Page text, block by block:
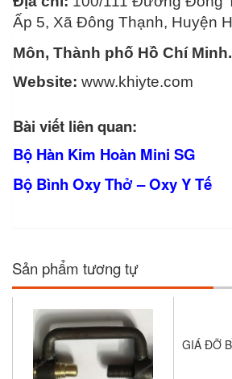
Ấp 5, Xã Đông Thạnh, Huyện
Môn, Thành phố Hồ Chí Minh.
Website: www.khiyte.com
Bài viết liên quan:
Bộ Hàn Kim Hoàn Mini SG
Bộ Bình Oxy Thở – Oxy Y Tế
Sản phẩm tương tự
GIÁ ĐỠ